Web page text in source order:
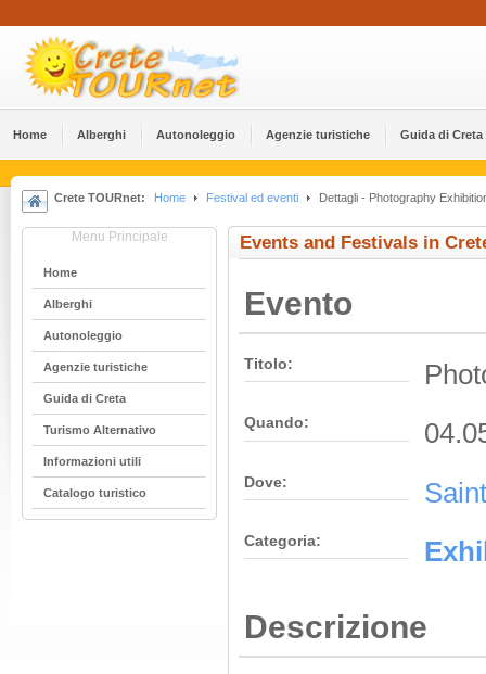
Home Alberghi Αutonoleggio Agenzie turistiche Guida di Creta
Crete TOURnet: Home Festival ed eventi Dettagli - Photography
Menu Principale
Home
Alberghi
Αutonoleggio
Agenzie turistiche
Guida di Creta
Turismo Alternativo
Informazioni utili
Catalogo turistico
Events and Festivals in
Evento
Titolo:
Quando:
Dove:
Categoria:
Descrizione